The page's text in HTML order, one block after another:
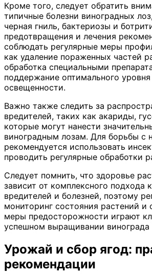
Кроме того, следует обратить
типичные болезни виноградных
черная гниль, бактериозы и
предотвращения и лечения
соблюдать регулярные меры
как удаление пораженных частей
обработка специальными
поддержание оптимального
освещенности.
Важно также следить за
вредителей, таких как акариды,
которые могут нанести
виноградным лозам. Для борьбы с
рекомендуется использовать
проводить регулярные обработки
Следует помнить, что здоровье
зависит от комплексного подхода
вредителей и болезней, поэтому
мониторинг состояния растений и
меры предосторожности играют
успешном выращивании винограда
Урожай и сбор ягод:
рекомендации